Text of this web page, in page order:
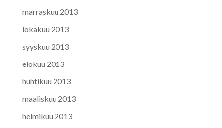
marraskuu 2013
lokakuu 2013
syyskuu 2013
elokuu 2013
huhtikuu 2013
maaliskuu 2013
helmikuu 2013